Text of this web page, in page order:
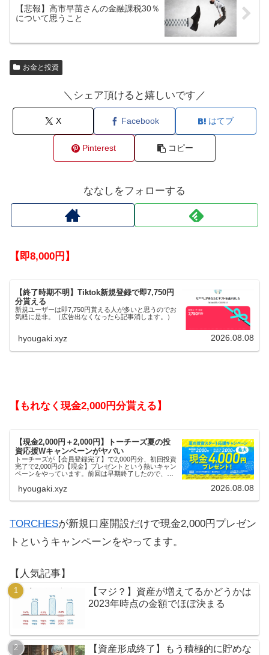
【悲報】高市早苗さんの金融課税30％
について思うこと
お金と投資
＼シェア頂けると嬉しいです／
X Facebook はてブ
Pinterest コピー
ななしをフォローする
【即8,000円】
【終了時期不明】Tiktok新規登録で即7,750円
分貰える
新規ユーザーは即7,750円貰える人が多いと思うのでお
気軽に是非。（広告出なくなったら記事消します。）
hyougaki.xyz 2026.08.08
【もれなく現金2,000円分貰える】
【現金2,000円＋2,000円】トーチーズ夏の投
資応援Wキャンペーンがヤバい
トーチーズが【会員登録完了】で2,000円分、初回投資
完了で2,000円の【現金】プレゼントという熱いキャン
ペーンをやっています。前回は早期終了したので、使
hyougaki.xyz 2026.08.08
TORCHESが新規口座開設だけで現金2,000円プレゼン
トというキャンペーンをやってます。
【人気記事】
【マジ？】資産が増えてるかどうかは
2023年時点の金額でほぼ決まる
【資産形成終了】もう積極的に貯めな